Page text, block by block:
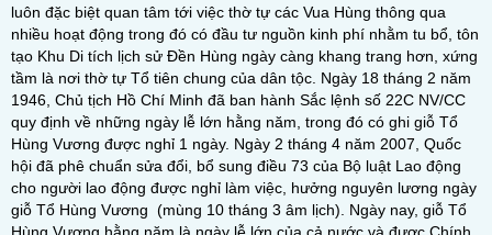
luôn đặc biệt quan tâm tới việc thờ tự các Vua Hùng thông qua
nhiều hoạt động trong đó có đầu tư nguồn kinh phí nhằm tu bổ, tôn
tạo Khu Di tích lịch sử Đền Hùng ngày càng khang trang hơn, xứng
tầm là nơi thờ tự Tổ tiên chung của dân tộc. Ngày 18 tháng 2 năm
1946, Chủ tịch Hồ Chí Minh đã ban hành Sắc lệnh số 22C NV/CC
quy định về những ngày lễ lớn hằng năm, trong đó có ghi giỗ Tổ
Hùng Vương được nghỉ 1 ngày. Ngày 2 tháng 4 năm 2007, Quốc
hội đã phê chuẩn sửa đổi, bổ sung điều 73 của Bộ luật Lao động
cho người lao động được nghỉ làm việc, hưởng nguyên lương ngày
giỗ Tổ Hùng Vương (mùng 10 tháng 3 âm lịch). Ngày nay, giỗ Tổ